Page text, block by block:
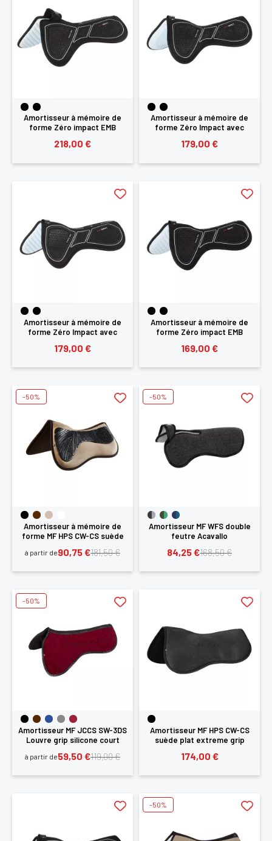
Amortisseur à mémoire de
forme Zéro impact EMB
découpe de garrot Acavallo
218,00 €
Amortisseur à mémoire de
forme Zéro Impact avec
179,00 €
Amortisseur à mémoire de
forme Zéro Impact avec
179,00 €
Amortisseur à mémoire de
forme Zéro impact EMB
169,00 €
Amortisseur à mémoire de
forme MF HPS CW-CS suède
à partir de 181,50 €
90,75 €
-50%
Amortisseur MF WFS double
feutre Acavallo
168,50 €
84,25 €
-50%
Amortisseur MF JCCS SW-3DS
Louvre grip silicone court
à partir de 119,00 €
59,50 €
-50%
Amortisseur MF HPS CW-CS
suède plat extreme grip
174,00 €
-50%